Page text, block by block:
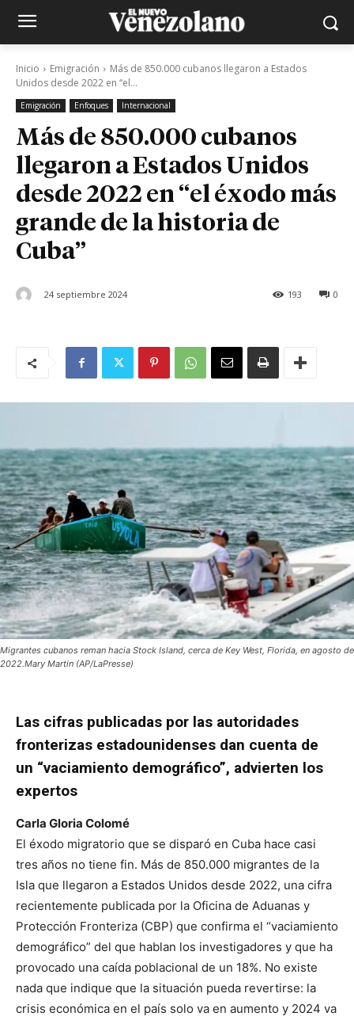
Inicio Emigración
Más de 850.000 cubanos llegaron a Estados
Unidos desde 2022 en “el...
Emigración Enfoques Internacional
Más de 850.000 cubanos
llegaron a Estados Unidos
desde 2022 en “el éxodo más
grande de la historia de
Cuba”
24 septiembre 2024 0
193
Migrantes cubanos reman hacia Stock Island, cerca de Key West, Florida, en agosto de
2022.Mary Martin (AP/LaPresse)
Las cifras publicadas por las autoridades
fronterizas estadounidenses dan cuenta de
un “vaciamiento demográfico”, advierten los
expertos
Carla Gloria Colomé
El éxodo migratorio que se disparó en Cuba hace casi
tres años no tiene fin. Más de 850.000 migrantes de la
Isla que llegaron a Estados Unidos desde 2022, una cifra
recientemente publicada por la Oficina de Aduanas y
Protección Fronteriza (CBP) que confirma el “vaciamiento
demográfico” del que hablan los investigadores y que ha
provocado una caída poblacional de un 18%. No existe
nada que indique que la situación pueda revertirse: la
crisis económica en el país solo va en aumento y 2024 va